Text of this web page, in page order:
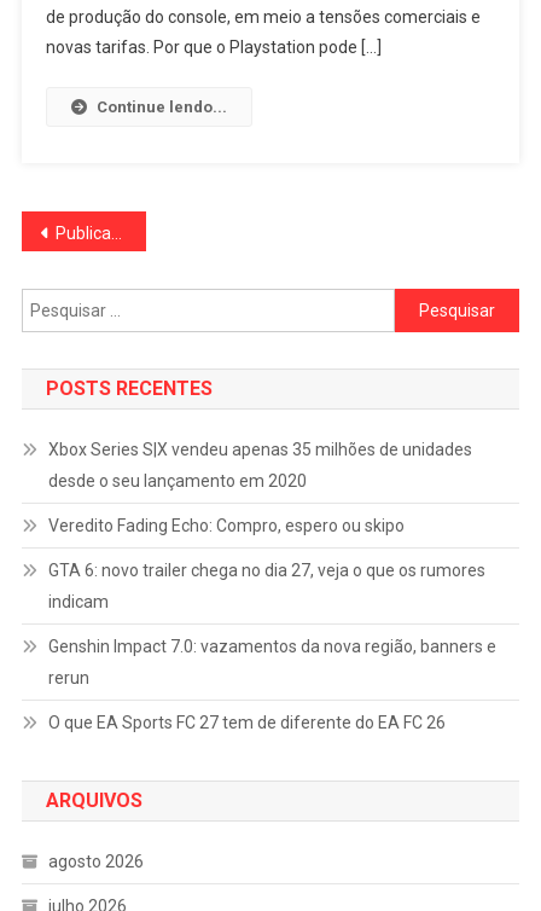
de produção do console, em meio a tensões comerciais e
novas tarifas. Por que o Playstation pode […]
Continue lendo...
Navegação
por
posts
Publicações mais antigas
Pesquisar
por:
POSTS RECENTES
Xbox Series S|X vendeu apenas 35 milhões de unidades
desde o seu lançamento em 2020
Veredito Fading Echo: Compro, espero ou skipo
GTA 6: novo trailer chega no dia 27, veja o que os rumores
indicam
Genshin Impact 7.0: vazamentos da nova região, banners e
rerun
O que EA Sports FC 27 tem de diferente do EA FC 26
ARQUIVOS
agosto 2026
julho 2026